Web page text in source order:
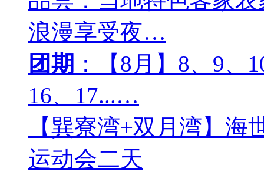
浪漫享受夜…
团期 ：【8月】8、9、
16、17...…
【巽寮湾+双月湾】
运动会二天